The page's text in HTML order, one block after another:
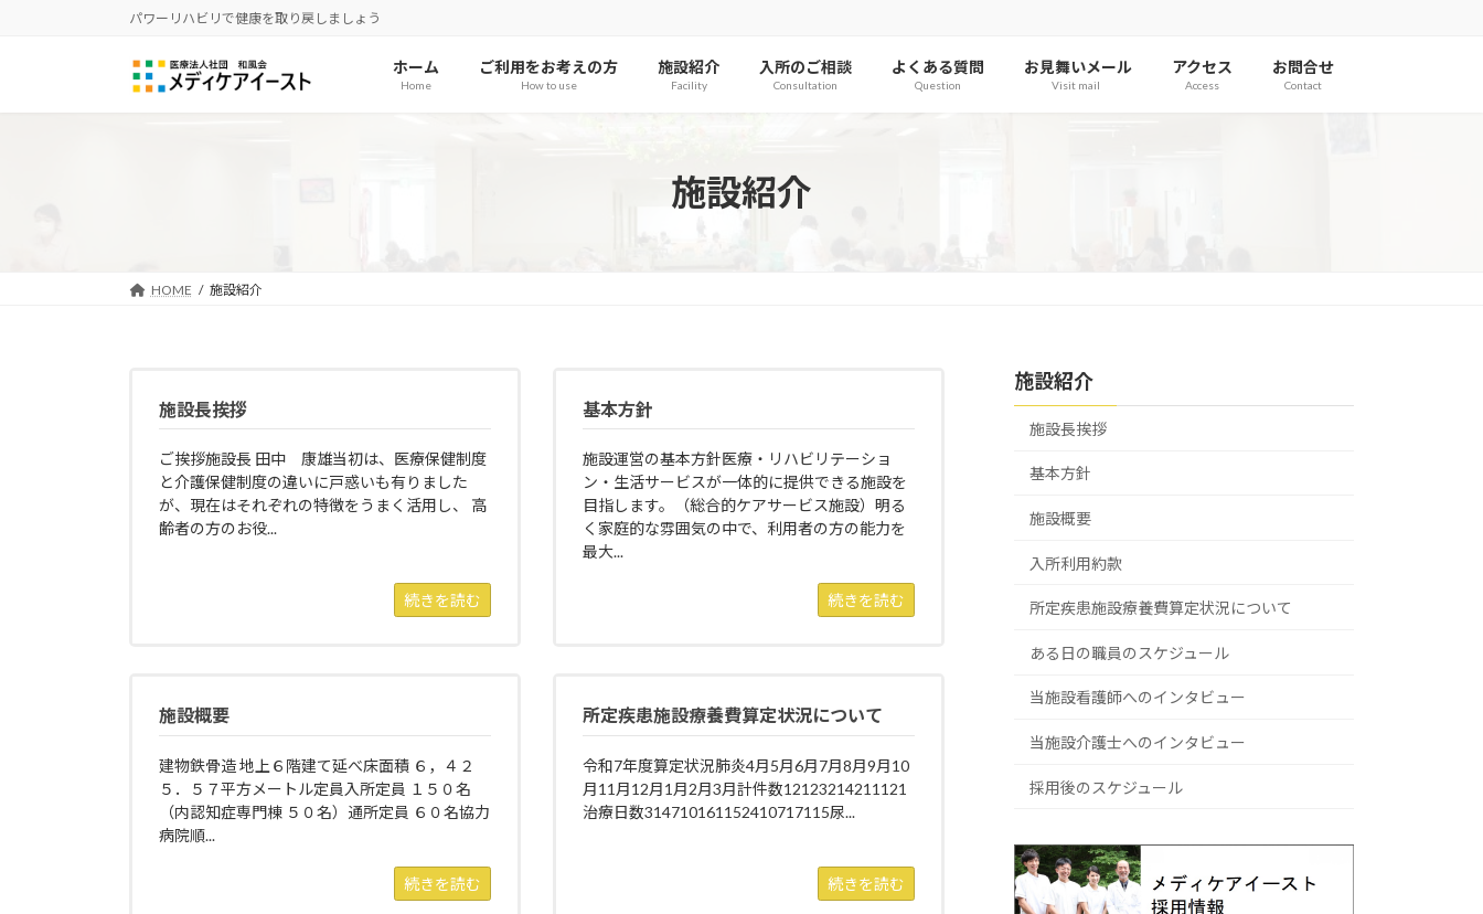
ツ
シ
パワーリハビリで健康を取り戻しましょう
ホーム
Home
ご利用をお考えの方
How to use
施設紹介
Facility
入所のご相談
Consultation
よくある質問
Question
お見舞いメール
Visit mail
アクセス
Access
お問合せ
Contact
施設紹介
HOME 施設紹介
施設長挨拶
ご挨拶施設長 田中 康雄当初は、医療保健制度
と介護保健制度の違いに戸惑いも有りました
が、現在はそれぞれの特徴をうまく活用し、 高
齢者の方のお役...
続きを読む
基本方針
施設運営の基本方針医療・リハビリテーショ
ン・生活サービスが一体的に提供できる施設を
目指します。（総合的ケアサービス施設）明る
く家庭的な雰囲気の中で、利用者の方の能力を
最大...
続きを読む
施設概要
建物鉄骨造 地上６階建て延べ床面積 ６，４２
５．５７平方メートル定員入所定員 １５０名
（内認知症専門棟 ５０名）通所定員 ６０名協力
病院順...
続きを読む
所定疾患施設療養費算定状況について
令和7年度算定状況肺炎4月5月6月7月8月9月10
月11月12月1月2月3月計件数12123214211121
治療日数314710161152410717115尿...
続きを読む
施設紹介
施設長挨拶
基本方針
施設概要
入所利用約款
所定疾患施設療養費算定状況について
ある日の職員のスケジュール
当施設看護師へのインタビュー
当施設介護士へのインタビュー
採用後のスケジュール